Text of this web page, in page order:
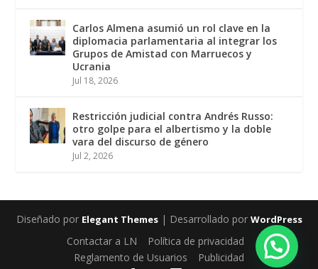
Carlos Almena asumió un rol clave en la
diplomacia parlamentaria al integrar los
Grupos de Amistad con Marruecos y
Ucrania
Jul 18, 2026
Restricción judicial contra Andrés Russo:
otro golpe para el albertismo y la doble
vara del discurso de género
Jul 2, 2026
Diseñado por Elegant Themes| Desarrollado por WordPress
Contactar a LN
Política de privacidad
Reglamento de Usuarios
Publicidad